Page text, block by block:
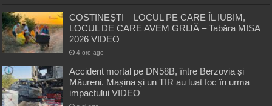
COSTINEȘTI – LOCUL PE CARE ÎL IUBIM,
LOCUL DE CARE AVEM GRIJĂ – Tabăra MISA
2026 VIDEO
4 ore ago
Accident mortal pe DN58B, între Berzovia și
Măureni. Mașina și un TIR au luat foc în urma
impactului VIDEO